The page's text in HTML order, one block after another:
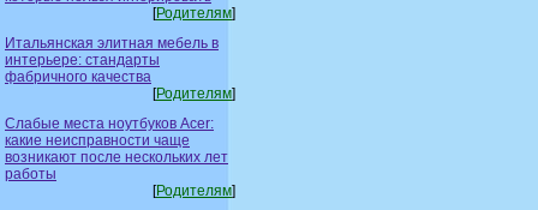
[Родителям]
Итальянская элитная мебель в
интерьере: стандарты
фабричного качества
[Родителям]
Слабые места ноутбуков Acer:
какие неисправности чаще
возникают после нескольких лет
работы
[Родителям]